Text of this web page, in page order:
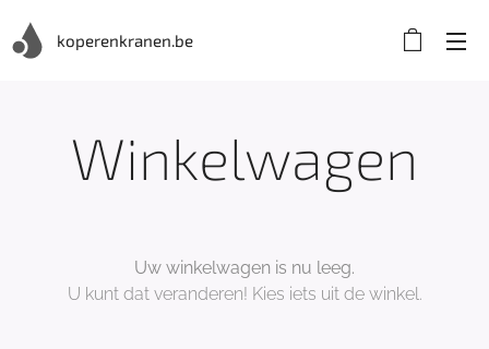
koperenkranen.be
Winkelwagen
Uw winkelwagen is nu leeg.
U kunt dat veranderen! Kies iets uit de winkel.